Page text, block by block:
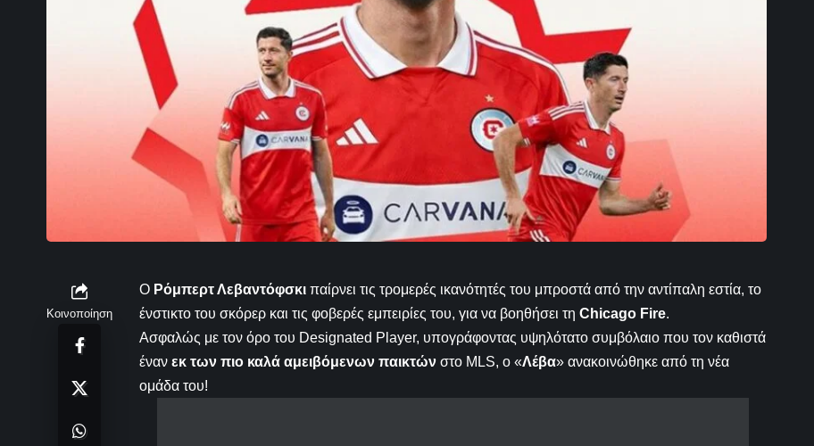
Κοινοποίηση
Ο Ρόμπερτ Λεβαντόφσκι παίρνει τις τρομερές ικανότητές του μπροστά από την αντίπαλη εστία, το
ένστικτο του σκόρερ και τις φοβερές εμπειρίες του, για να βοηθήσει τη Chicago Fire.
Ασφαλώς με τον όρο του Designated Player, υπογράφοντας υψηλότατο συμβόλαιο που τον καθιστά
έναν εκ των πιο καλά αμειβόμενων παικτών στο MLS, ο «Λέβα» ανακοινώθηκε από τη νέα
ομάδα του!